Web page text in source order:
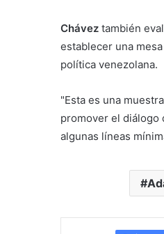
Chávez también
establecer una
política venezolana.
"Esta es una
promover el diálogo
algunas líneas